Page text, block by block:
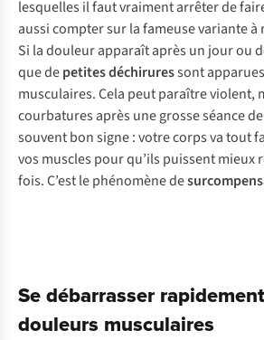
lesquelles il faut vraiment arrêter de
aussi compter sur la fameuse variante
Si la douleur apparaît après un jour ou
que depetites déchiruressont
musculaires. Cela peut paraître violent,
courbatures après une grosse séance
souvent bon signe : votre corps va tout
vos muscles pour qu’ils puissent mieux
fois. C’est le phénomène de
Se débarrasser
douleurs musculaires